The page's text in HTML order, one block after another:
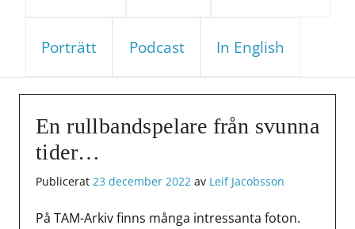
Porträtt Podcast In English
En rullbandspelare från svunna
tider…
Publicerat 23 december 2022 av Leif Jacobsson
På TAM-Arkiv finns många intressanta foton.